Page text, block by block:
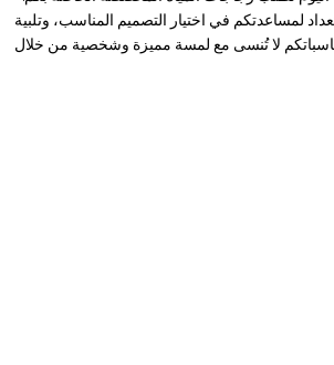
لمساعدتكم في اختيار التصميم المناسب، وتلبية
لا تُنسى مع لمسة مميزة وشخصية من خلال